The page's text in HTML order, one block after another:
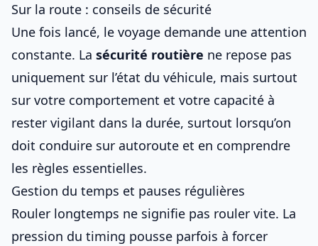
Sur la route : conseils de sécurité
Une fois lancé, le voyage demande une attention
constante. La sécurité routière ne repose pas
uniquement sur l’état du véhicule, mais surtout
sur votre comportement et votre capacité à
rester vigilant dans la durée, surtout lorsqu’on
doit conduire sur autoroute et en comprendre
les règles essentielles.
Gestion du temps et pauses régulières
Rouler longtemps ne signifie pas rouler vite. La
pression du timing pousse parfois à forcer